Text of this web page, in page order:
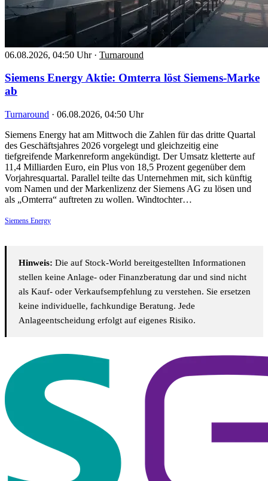
06.08.2026, 04:50 Uhr · Turnaround
Siemens Energy Aktie: Omterra löst Siemens-Marke
ab
Turnaround · 06.08.2026, 04:50 Uhr
Siemens Energy hat am Mittwoch die Zahlen für das dritte Quartal
des Geschäftsjahres 2026 vorgelegt und gleichzeitig eine
tiefgreifende Markenreform angekündigt. Der Umsatz kletterte auf
11,4 Milliarden Euro, ein Plus von 18,5 Prozent gegenüber dem
Vorjahresquartal. Parallel teilte das Unternehmen mit, sich künftig
vom Namen und der Markenlizenz der Siemens AG zu lösen und
als „Omterra“ auftreten zu wollen. Windtochter…
Siemens Energy
Hinweis: Die auf Stock-World bereitgestellten Informationen
stellen keine Anlage- oder Finanzberatung dar und sind nicht
als Kauf- oder Verkaufsempfehlung zu verstehen. Sie ersetzen
keine individuelle, fachkundige Beratung. Jede
Anlageentscheidung erfolgt auf eigenes Risiko.